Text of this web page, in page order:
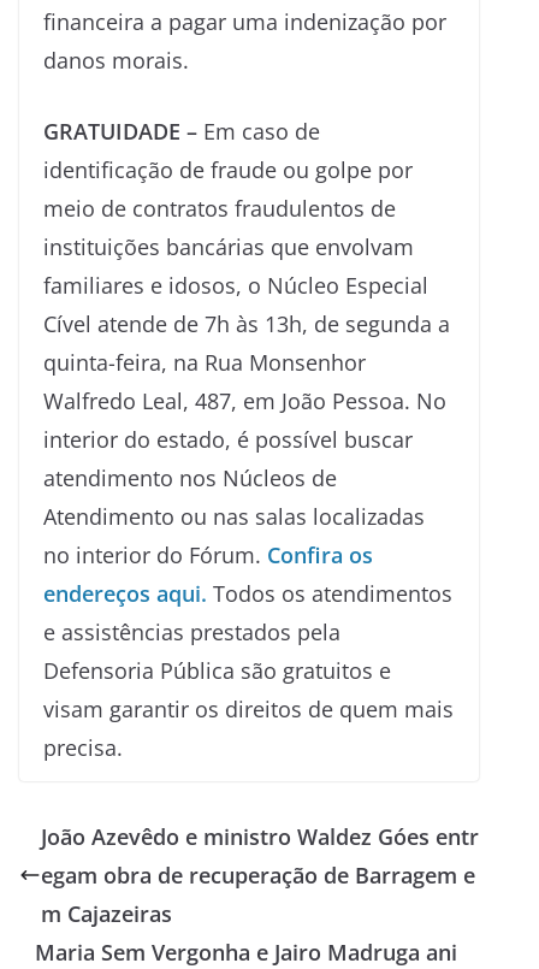
financeira a pagar uma indenização por
danos morais.
GRATUIDADE – Em caso de
identificação de fraude ou golpe por
meio de contratos fraudulentos de
instituições bancárias que envolvam
familiares e idosos, o Núcleo Especial
Cível atende de 7h às 13h, de segunda a
quinta-feira, na Rua Monsenhor
Walfredo Leal, 487, em João Pessoa. No
interior do estado, é possível buscar
atendimento nos Núcleos de
Atendimento ou nas salas localizadas
no interior do Fórum. Confira os
endereços aqui. Todos os atendimentos
e assistências prestados pela
Defensoria Pública são gratuitos e
visam garantir os direitos de quem mais
precisa.
João Azevêdo e ministro Waldez Góes entr
egam obra de recuperação de Barragem e
m Cajazeiras
Maria Sem Vergonha e Jairo Madruga ani